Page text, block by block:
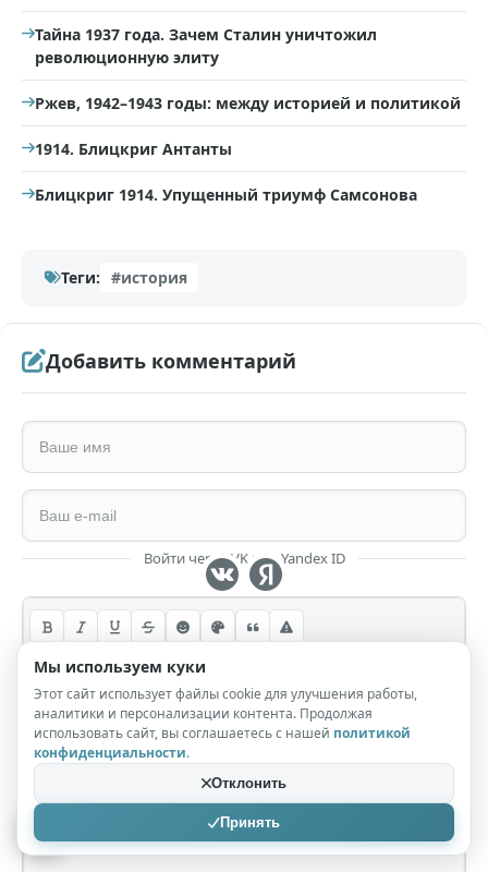
Тайна 1937 года. Зачем Сталин уничтожил
революционную элиту
Ржев, 1942–1943 годы: между историей и политикой
1914. Блицкриг Антанты
Блицкриг 1914. Упущенный триумф Самсонова
Теги: #история
Добавить комментарий
Войти через VK или Yandex ID
Мы используем куки
Этот сайт использует файлы cookie для улучшения работы,
аналитики и персонализации контента. Продолжая
использовать сайт, вы соглашаетесь с нашей политикой
конфиденциальности.
Отклонить
Принять